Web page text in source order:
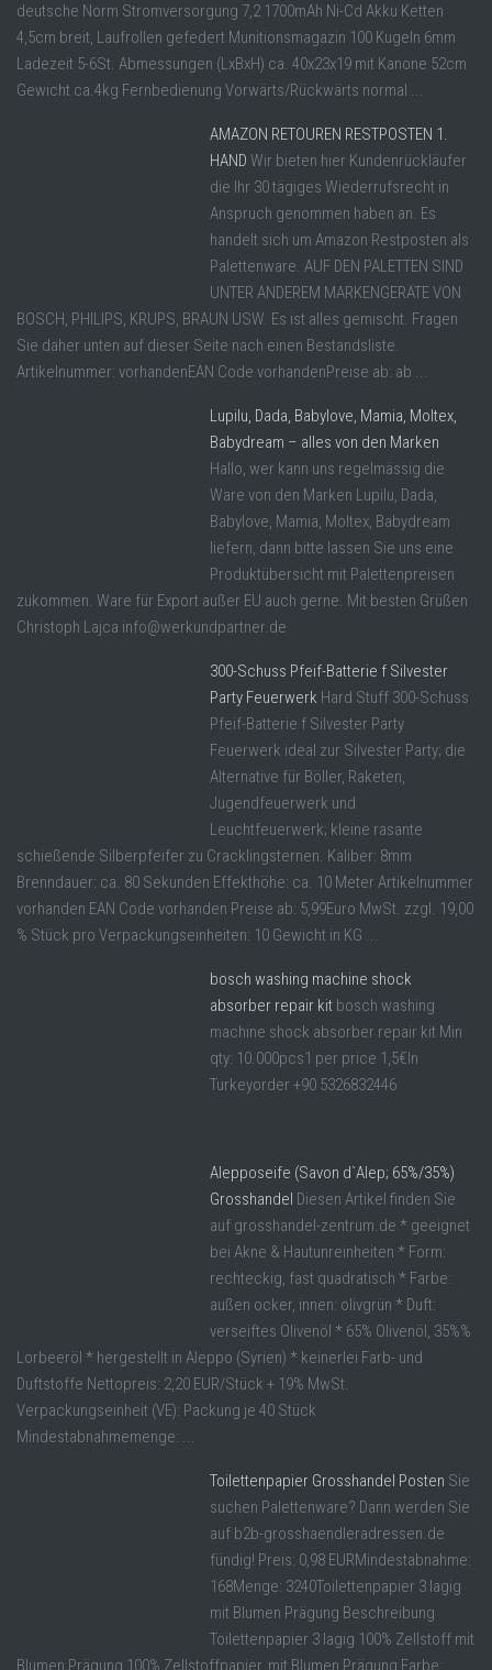
deutsche Norm Stromversorgung 7,2 1700mAh Ni-Cd Akku Ketten
4,5cm breit, Laufrollen gefedert Munitionsmagazin 100 Kugeln 6mm
Ladezeit 5-6St. Abmessungen (LxBxH) ca. 40x23x19 mit Kanone 52cm
Gewicht ca.4kg Fernbedienung Vorwärts/Rückwärts normal ...
AMAZON RETOUREN RESTPOSTEN 1.
HAND Wir bieten hier Kundenrückläufer
die Ihr 30 tägiges Wiederrufsrecht in
Anspruch genommen haben an. Es
handelt sich um Amazon Restposten als
Palettenware. AUF DEN PALETTEN SIND
UNTER ANDEREM MARKENGERÄTE VON
BOSCH, PHILIPS, KRUPS, BRAUN USW. Es ist alles gemischt. Fragen
Sie daher unten auf dieser Seite nach einen Bestandsliste.
Artikelnummer: vorhandenEAN Code vorhandenPreise ab: ab ...
Lupilu, Dada, Babylove, Mamia, Moltex,
Babydream – alles von den Marken
Hallo, wer kann uns regelmässig die
Ware von den Marken Lupilu, Dada,
Babylove, Mamia, Moltex, Babydream
liefern, dann bitte lassen Sie uns eine
Produktübersicht mit Palettenpreisen
zukommen. Ware für Export außer EU auch gerne. Mit besten Grüßen
Christoph Lajca info@werkundpartner.de
300-Schuss Pfeif-Batterie f Silvester
Party Feuerwerk Hard Stuff 300-Schuss
Pfeif-Batterie f Silvester Party
Feuerwerk ideal zur Silvester Party; die
Alternative für Böller, Raketen,
Jugendfeuerwerk und
Leuchtfeuerwerk; kleine rasante
schießende Silberpfeifer zu Cracklingsternen. Kaliber: 8mm
Brenndauer: ca. 80 Sekunden Effekthöhe: ca. 10 Meter Artikelnummer
vorhanden EAN Code vorhanden Preise ab: 5,99Euro MwSt. zzgl. 19,00
% Stück pro Verpackungseinheiten: 10 Gewicht in KG ...
bosch washing machine shock
absorber repair kit bosch washing
machine shock absorber repair kit Min
qty: 10.000pcs1 per price 1,5€In
Turkeyorder +90 5326832446
Alepposeife (Savon d`Alep; 65%/35%)
Grosshandel Diesen Artikel finden Sie
auf grosshandel-zentrum.de * geeignet
bei Akne & Hautunreinheiten * Form:
rechteckig, fast quadratisch * Farbe:
außen ocker, innen: olivgrün * Duft:
verseiftes Olivenöl * 65% Olivenöl, 35%%
Lorbeeröl * hergestellt in Aleppo (Syrien) * keinerlei Farb- und
Duftstoffe Nettopreis: 2,20 EUR/Stück + 19% MwSt.
Verpackungseinheit (VE): Packung je 40 Stück
Mindestabnahmemenge: ...
Toilettenpapier Grosshandel Posten Sie
suchen Palettenware? Dann werden Sie
auf b2b-grosshaendleradressen.de
fündig! Preis: 0,98 EURMindestabnahme:
168Menge: 3240Toilettenpapier 3 lagig
mit Blumen Prägung Beschreibung
Toilettenpapier 3 lagig 100% Zellstoff mit